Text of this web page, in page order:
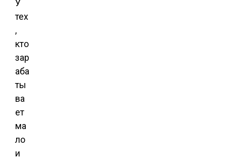
У
тех
,
кто
зар
аба
ты
ва
ет
ма
ло
и